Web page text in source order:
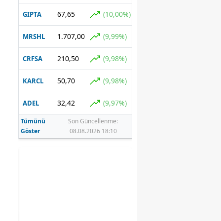
GIPTA 67,65 (10,00%)
MRSHL 1.707,00 (9,99%)
CRFSA 210,50 (9,98%)
KARCL 50,70 (9,98%)
ADEL 32,42 (9,97%)
Tümünü
Göster
Son Güncellenme:
08.08.2026 18:10